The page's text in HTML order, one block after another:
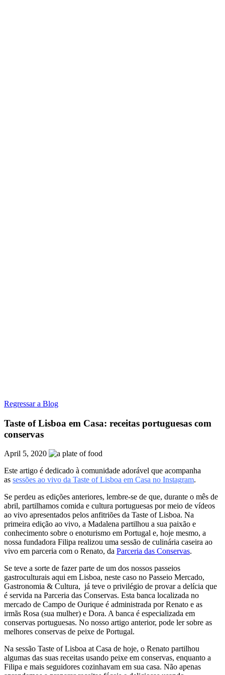
Regressar a Blog
Taste of Lisboa em Casa: receitas portuguesas com
conservas
April 5, 2020
Este artigo é dedicado à comunidade adorável que acompanha
as sessões ao vivo da Taste of Lisboa em Casa no Instagram.
Se perdeu as edições anteriores, lembre-se de que, durante o mês de
abril, partilhamos comida e cultura portuguesas por meio de vídeos
ao vivo apresentados pelos anfitriões da Taste of Lisboa. Na
primeira edição ao vivo, a Madalena partilhou a sua paixão e
conhecimento sobre o enoturismo em Portugal e, hoje mesmo, a
nossa fundadora Filipa realizou uma sessão de culinária caseira ao
vivo em parceria com o Renato, da Parceria das Conservas.
Se teve a sorte de fazer parte de um dos nossos passeios
gastroculturais aqui em Lisboa, neste caso no Passeio Mercado,
Gastronomia & Cultura, já teve o privilégio de provar a delícia que
é servida na Parceria das Conservas. Esta banca localizada no
mercado de Campo de Ourique é administrada por Renato e as
irmãs Rosa (sua mulher) e Dora. A banca é especializada em
conservas portuguesas. No nosso artigo anterior, pode ler sobre as
melhores conservas de peixe de Portugal.
Na sessão Taste of Lisboa at Casa de hoje, o Renato partilhou
algumas das suas receitas usando peixe em conservas, enquanto a
Filipa e mais seguidores cozinhavam em sua casa. Não apenas